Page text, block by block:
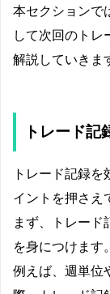
本セクションで
して次回のトレ
解説していきま
トレード記
トレード記録
イントを押さえ
まず、トレード
を身につけます。
例えば、週単位